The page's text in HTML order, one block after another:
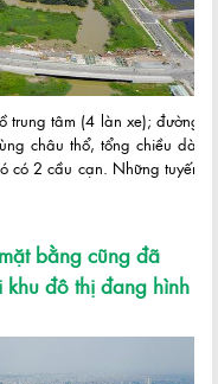
tâm (4 làn xe); đường
châu thổ, tổng chiều dài
2 cầu cạn. Những tuyến
bằng cũng đã
đô thị đang hình